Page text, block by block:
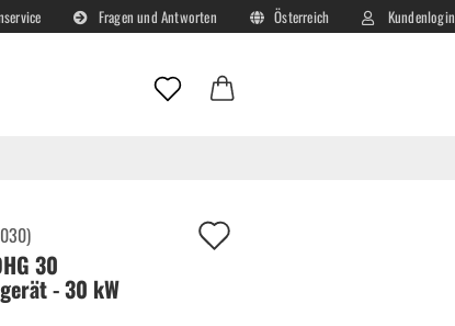
Fragen und Antworten Österreich Kundenlogin
)
30
- 30 kW